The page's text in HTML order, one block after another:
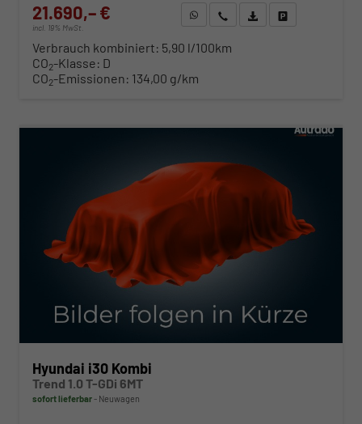
21.690,– €
incl. 19% MwSt.
WhatsApp anfragen
Wir rufen Sie anFahrzeugexposé (PDF)
Verbrauch kombiniert: 5,90 l/100km
CO2-Klasse: D
CO2-Emissionen: 134,00 g/km
Hyundai i30 Kombi
Trend 1.0 T-GDi 6MT
sofort lieferbar Neuwagen